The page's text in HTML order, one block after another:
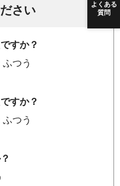
よくある
質問
さい
すか？
ふつう
すか？
ふつう